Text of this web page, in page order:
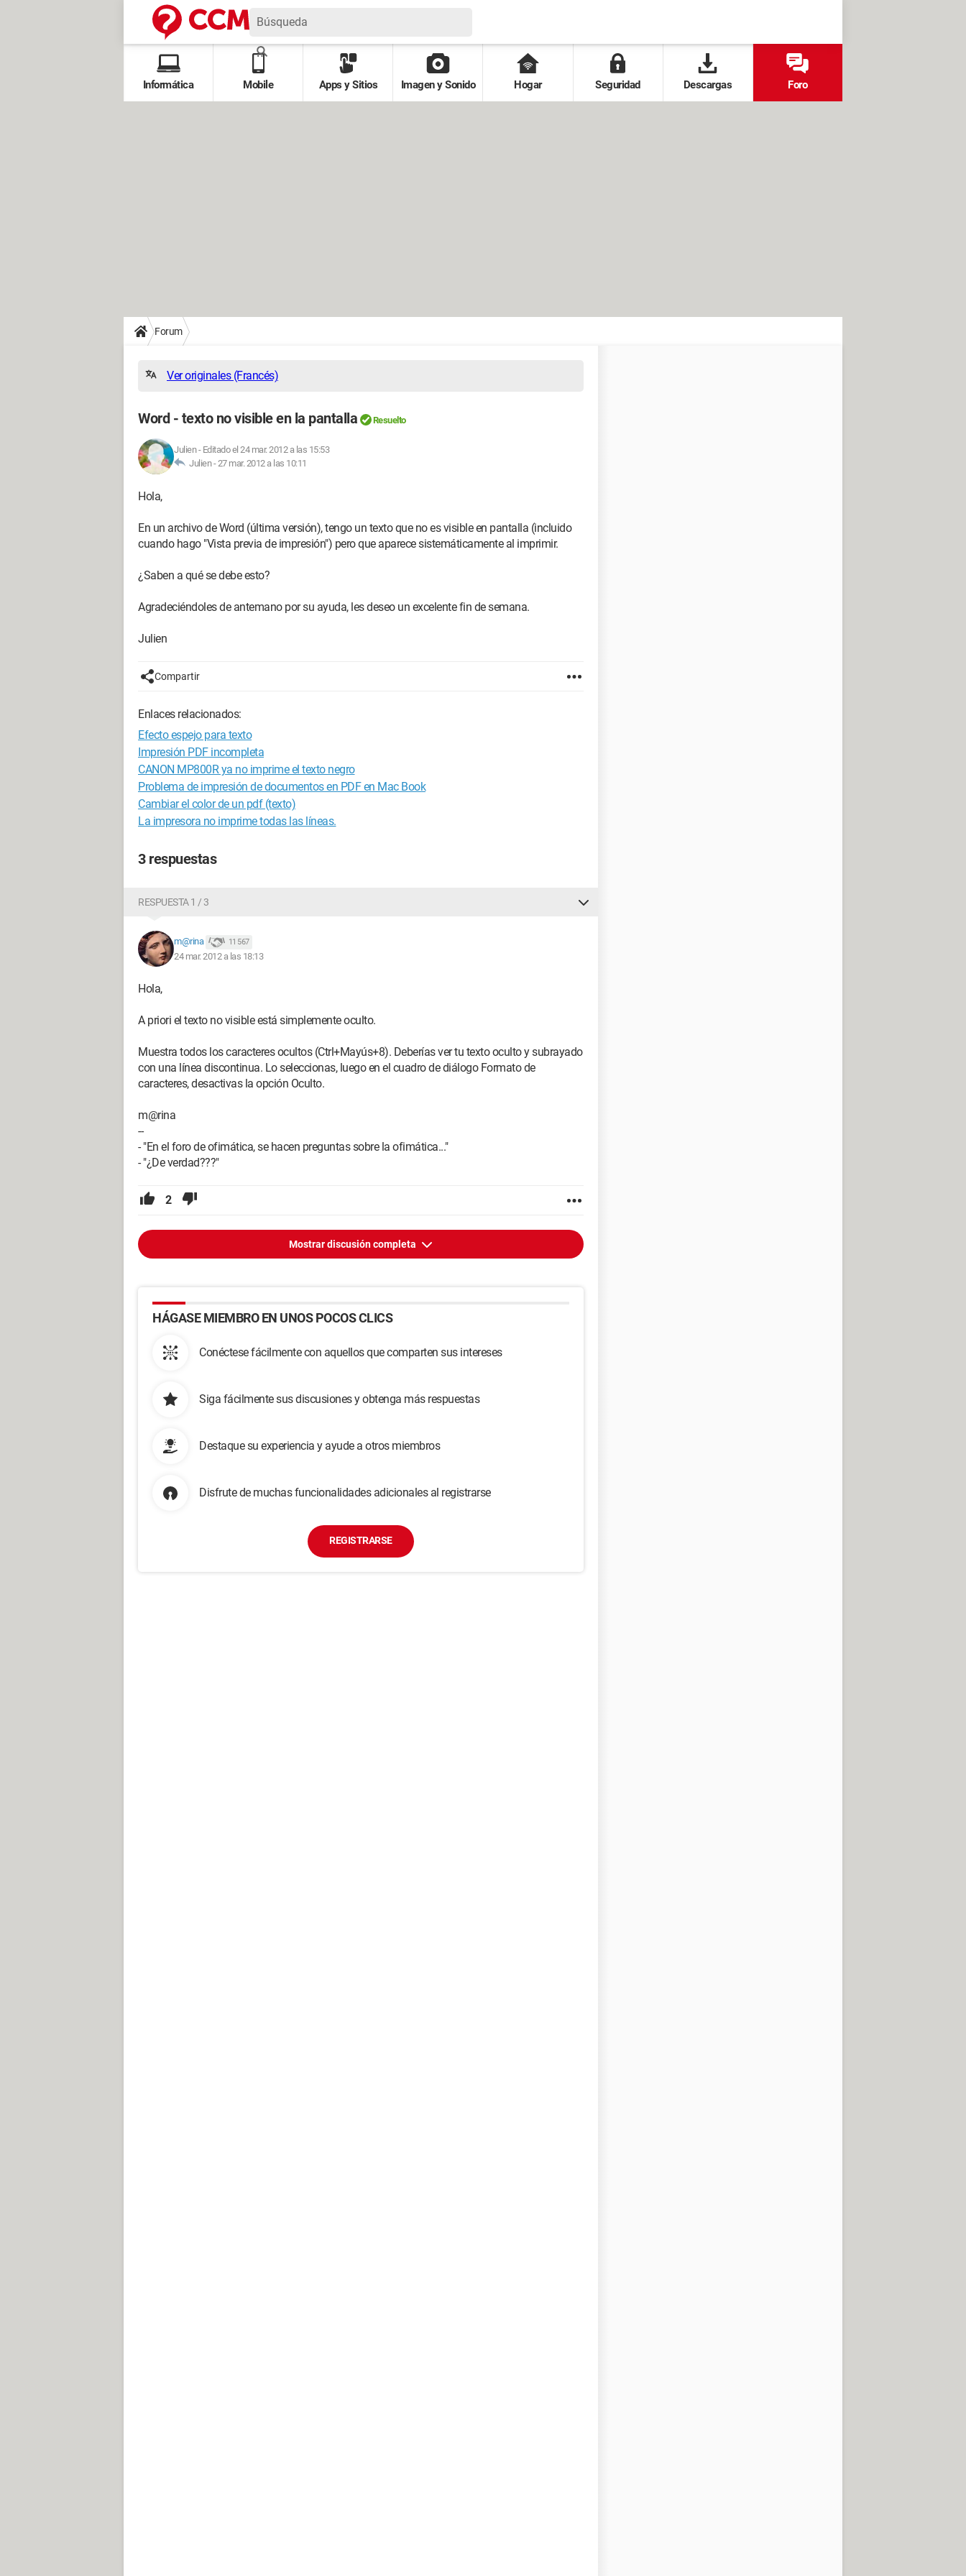
Informática Mobile Apps y Sitios Imagen y Sonido Hogar Seguridad Descargas Foro
Forum
Ver originales (Francés)
Word - texto no visible en la pantalla Resuelto
Julien- Editado el 24 mar. 2012 a las 15:53
Julien -27 mar. 2012 a las 10:11
Hola,
En un archivo de Word (última versión), tengo un texto que no es visible en pantalla (incluido
cuando hago "Vista previa de impresión") pero que aparece sistemáticamente al imprimir.
¿Saben a qué se debe esto?
Agradeciéndoles de antemano por su ayuda, les deseo un excelente fin de semana.
Julien
Compartir
Enlaces relacionados:
Efecto espejo para texto
Impresión PDF incompleta
CANON MP800R ya no imprime el texto negro
Problema de impresión de documentos en PDF en Mac Book
Cambiar el color de un pdf (texto)
La impresora no imprime todas las líneas.
3 respuestas
RESPUESTA 1 / 3
m@rina 11 567
24 mar. 2012 a las 18:13
Hola,
A priori el texto no visible está simplemente oculto.
Muestra todos los caracteres ocultos (Ctrl+Mayús+8). Deberías ver tu texto oculto y subrayado
con una línea discontinua. Lo seleccionas, luego en el cuadro de diálogo Formato de
caracteres, desactivas la opción Oculto.
m@rina
--
- "En el foro de ofimática, se hacen preguntas sobre la ofimática..."
- "¿De verdad???"
2
Mostrar discusión completa
HÁGASE MIEMBRO EN UNOS POCOS CLICS
Conéctese fácilmente con aquellos que comparten sus intereses
Siga fácilmente sus discusiones y obtenga más respuestas
Destaque su experiencia y ayude a otros miembros
Disfrute de muchas funcionalidades adicionales al registrarse
REGISTRARSE